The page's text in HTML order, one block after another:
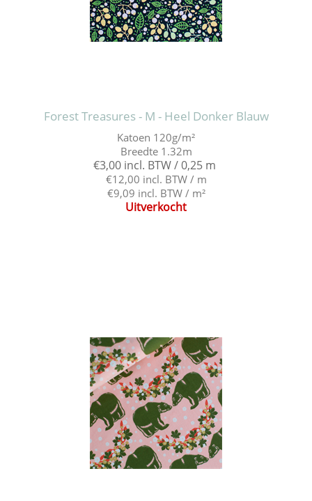
Forest Treasures - M - Heel Donker Blauw
Katoen 120g/m²
Breedte 1.32m
€3,00 incl. BTW / 0,25 m
€12,00 incl. BTW / m
€9,09 incl. BTW / m²
Uitverkocht